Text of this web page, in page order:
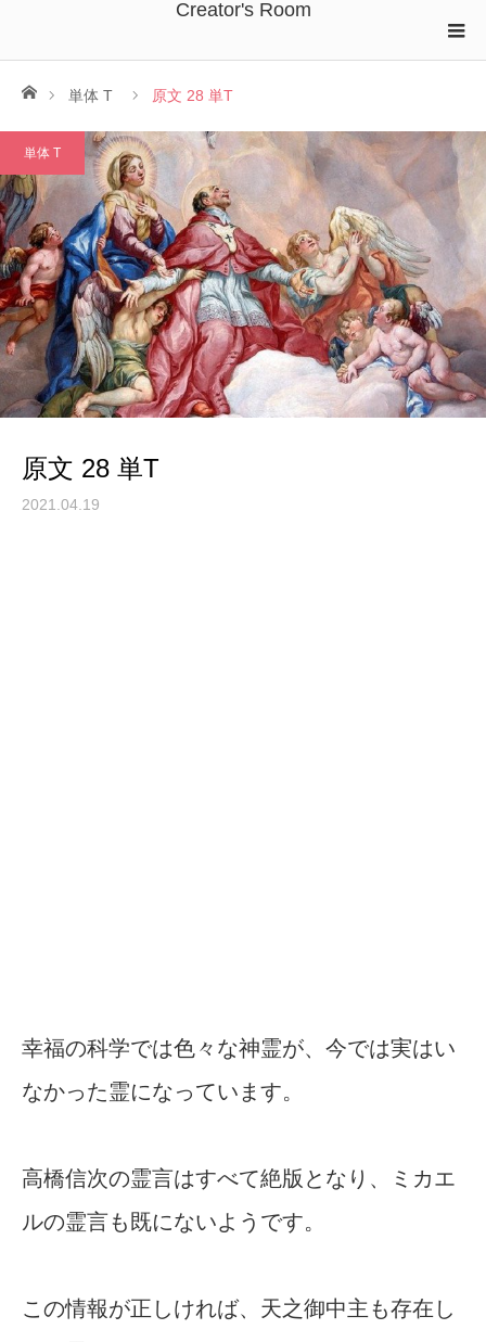
Creator's Room
ホーム単体 T 原文 28 単T
単体 T
原文 28 単T
2021.04.19
幸福の科学では色々な神霊が、今では実はい
なかった霊になっています。
高橋信次の霊言はすべて絶版となり、ミカエ
ルの霊言も既にないようです。
この情報が正しければ、天之御中主も存在し